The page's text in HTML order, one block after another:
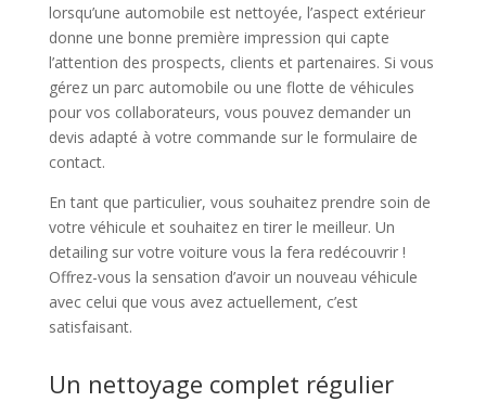
lorsqu’une automobile est nettoyée, l’aspect extérieur
donne une bonne première impression qui capte
l’attention des prospects, clients et partenaires. Si vous
gérez un parc automobile ou une flotte de véhicules
pour vos collaborateurs, vous pouvez demander un
devis adapté à votre commande sur le formulaire de
contact.
En tant que particulier, vous souhaitez prendre soin de
votre véhicule et souhaitez en tirer le meilleur. Un
detailing sur votre voiture vous la fera redécouvrir !
Offrez-vous la sensation d’avoir un nouveau véhicule
avec celui que vous avez actuellement, c’est
satisfaisant.
Un nettoyage complet régulier